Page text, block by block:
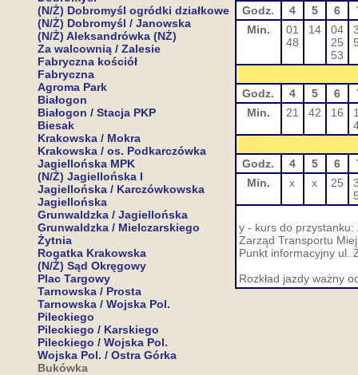
(N/Ż) Dobromyśl ogródki działkowe
(N/Ż) Dobromyśl / Janowska
(N/Ż) Aleksandrówka (NŻ)
Za walcownią / Zalesie
Fabryczna kościół
Fabryczna
Agroma Park
Białogon
Białogon / Stacja PKP
Biesak
Krakowska / Mokra
Krakowska / os. Podkarczówka
Jagiellońska MPK
(N/Ż) Jagiellońska I
Jagiellońska / Karczówkowska
Jagiellońska
Grunwaldzka / Jagiellońska
Grunwaldzka / Mielczarskiego
Żytnia
Rogatka Krakowska
(N/Ż) Sąd Okręgowy
Plac Targowy
Tarnowska / Prosta
Tarnowska / Wojska Pol.
Pileckiego
Pileckiego / Karskiego
Pileckiego / Wojska Pol.
Wojska Pol. / Ostra Górka
Bukówka
Godz. 4 5 6
Min.
01
48
14
04
25
53
Godz. 4 5 6
Min.
21 42 16
Godz. 4 5 6
Min.
x x 25
y - kurs do przystanku:
Zarząd Transportu
Punkt informacyjny ul.
Rozkład jazdy ważny